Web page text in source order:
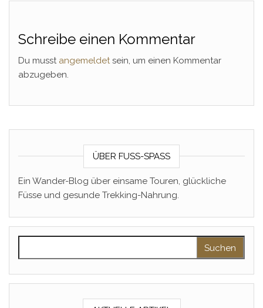
Schreibe einen Kommentar
Du musst angemeldetsein, um einen Kommentar
abzugeben.
ÜBER FUSS-SPASS
Ein Wander-Blog über einsame Touren, glückliche
Füsse und gesunde Trekking-Nahrung.